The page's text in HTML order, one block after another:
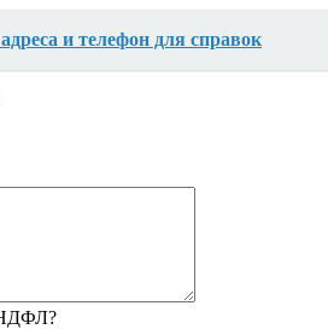
и телефон для справок